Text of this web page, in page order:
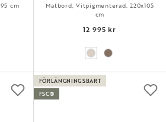
cm
Matbord, Vitpigmenterad, 220x105
cm
12 995 kr
FÖRLÄNGNINGSBART
FSC®